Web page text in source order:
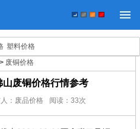
塑料价格
> 废铜价格
废铜价格行情参考
：废品价格 阅读： 33次